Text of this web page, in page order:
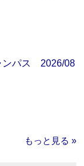
ンパス 2026/08
もっと見る »